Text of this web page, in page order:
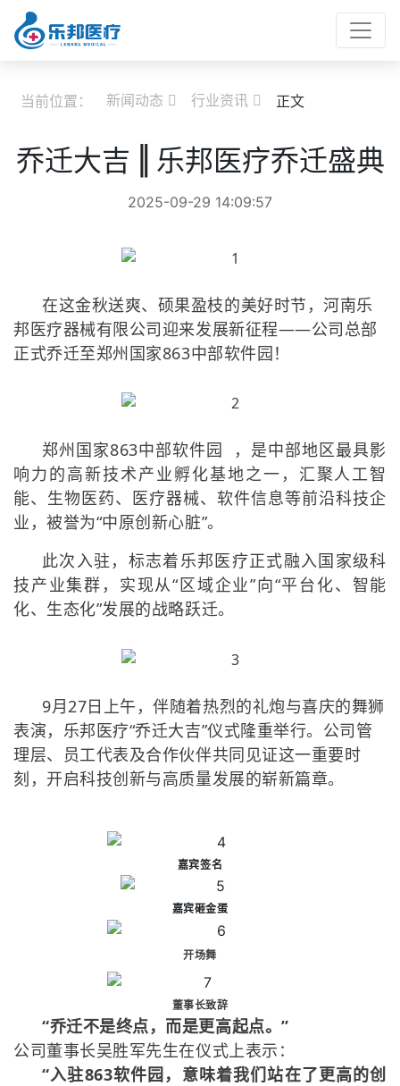
当前位置： 新闻动态  行业资讯  正文
乔迁大吉 ‖ 乐邦医疗乔迁盛典
2025-09-29 14:09:57
在这金秋送爽、硕果盈枝的美好时节，河南乐
邦医疗器械有限公司迎来发展新征程——公司总部
正式乔迁至郑州国家863中部软件园！
郑州 国家863中部软件园
，是中部地区最具影
响力的高新技术产业孵化基地之一，汇聚人工智
能、生物医药、医疗器械、软件信息等前沿科技企
业，被誉为“中原创新心脏”。
此次入驻，标志着乐邦医疗正式融入国家级科
技产业集群，实现从“区域企业”向“平台化、智能
化、生态化”发展的战略跃迁。
9月27日上午，伴随着热烈的礼炮与喜庆的舞狮
表演，乐邦医疗“乔迁大吉”仪式隆重举行。公司管
理层、员工代表及合作伙伴共同见证这一重要时
刻，开启科技创新与高质量发展的崭新篇章。
嘉宾签名
嘉宾砸金蛋
开场舞
董事长致辞
“乔迁不是终点，而是更高起点。”
公司董事长吴胜军先生在仪式上表示：
“入驻863软件园，意味着我们站在了更高的创